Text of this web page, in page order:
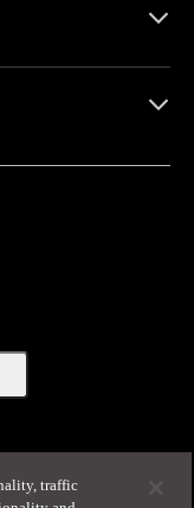
ップ
traffic